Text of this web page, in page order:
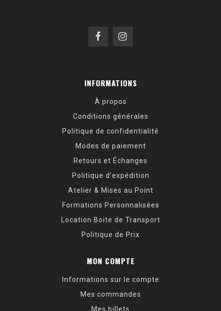
INFORMATIONS
À propos
Conditions générales
Politique de confidentialité
Modes de paiement
Retours et Échanges
Politique d’expédition
Atelier & Mises au Point
Formations Personnalisées
Location Boite de Transport
Politique de Prix
MON COMPTE
Informations sur le compte
Mes commandes
Mes billets